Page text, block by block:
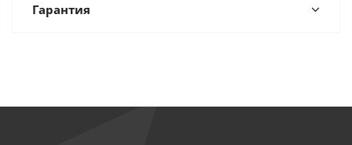
Гарантия